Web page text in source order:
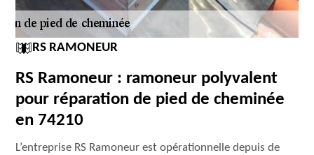
RS RAMONEUR
RS Ramoneur : ramoneur polyvalent
pour réparation de pied de cheminée
en 74210
L’entreprise RS Ramoneur est opérationnelle depuis de